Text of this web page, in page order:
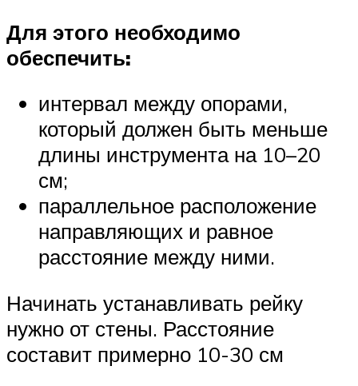
Для этого необходимо
обеспечить:
интервал между опорами,
который должен быть меньше
длины инструмента на 10–20
см;
параллельное расположение
направляющих и равное
расстояние между ними.
Начинать устанавливать рейку
нужно от стены. Расстояние
составит примерно 10-30 см